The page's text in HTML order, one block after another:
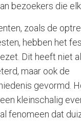
bezoekers die
zoals de
hebben het
Dit heeft niet
maar ook de
gevormd.
kleinschalig
fenomeen dat